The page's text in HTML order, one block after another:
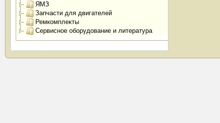
ЯМЗ
Запчасти для двигателей
Ремкомплекты
Сервисное оборудование и литература